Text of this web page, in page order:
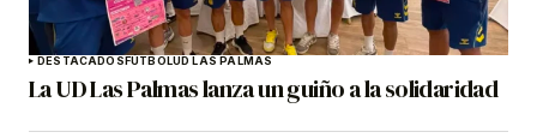
DESTACADOSFÚTBOLUD LAS PALMAS
La UD Las Palmas lanza un guiño a la solidaridad